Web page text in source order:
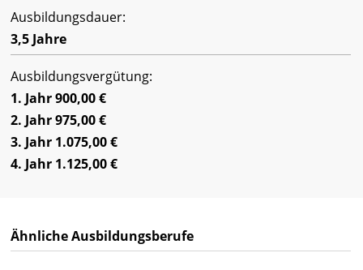
Ausbildungsdauer:
3,5 Jahre
Ausbildungsvergütung:
1. Jahr 900,00 €
2. Jahr 975,00 €
3. Jahr 1.075,00 €
4. Jahr 1.125,00 €
Ähnliche Ausbildungsberufe